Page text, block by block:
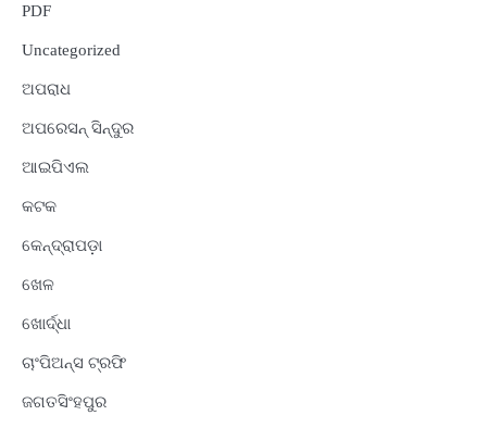
PDF
Uncategorized
ଅପରାଧ
ଅପରେସନ୍ ସିନ୍ଦୁର
ଆଇପିଏଲ
କଟକ
କେନ୍ଦ୍ରାପଡ଼ା
ଖେଳ
ଖୋର୍ଦ୍ଧା
ଚାଂପିଅନ୍ସ ଟ୍ରଫି
ଜଗତସିଂହପୁର